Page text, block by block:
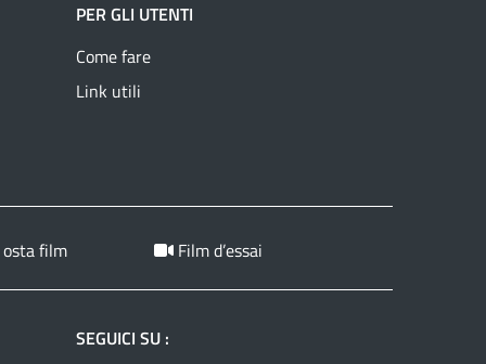
PER GLI UTENTI
Come fare
Link utili
film Film d’essai
SEGUICI SU :